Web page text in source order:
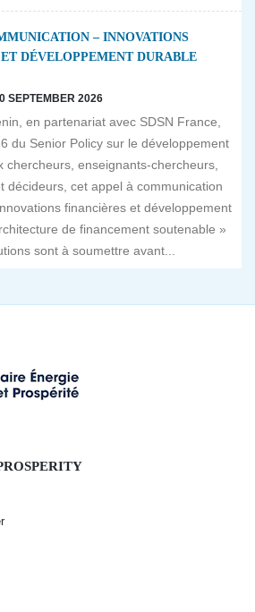
– INNOVATIONS
DÉVELOPPEMENT DURABLE
SEPTEMBER 2026
en partenariat avec SDSN France,
du Senior Policy sur le développement
chercheurs, enseignants-chercheurs,
décideurs, cet appel à communication
financières et développement
de financement soutenable »
sont à soumettre avant...